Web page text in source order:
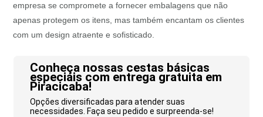
empresa se compromete a fornecer embalagens que não
apenas protegem os itens, mas também encantam os clientes
com um design atraente e sofisticado.
Conheça nossas cestas básicas
especiais com entrega gratuita em
Piracicaba!
Opções diversificadas para atender suas
necessidades. Faça seu pedido e surpreenda-se!